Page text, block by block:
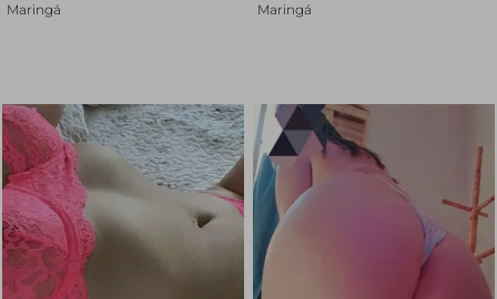
Maringá
Maringá